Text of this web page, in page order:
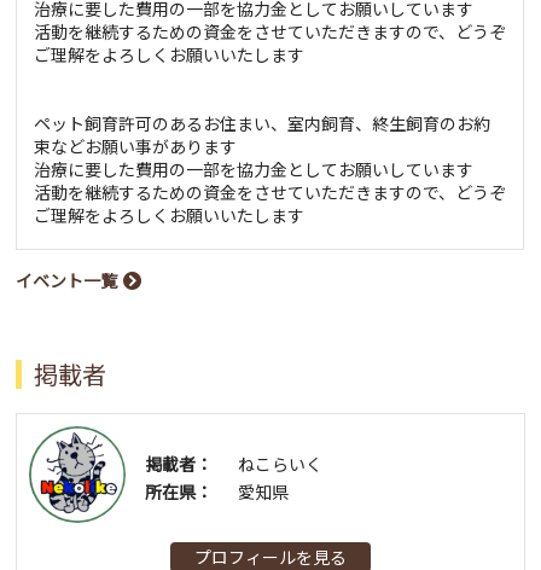
治療に要した費用の一部を協力金としてお願いしています
活動を継続するための資金をさせていただきますので、どうぞ
ご理解をよろしくお願いいたします
ペット飼育許可のあるお住まい、室内飼育、終生飼育のお約
束などお願い事があります
治療に要した費用の一部を協力金としてお願いしています
活動を継続するための資金をさせていただきますので、どうぞ
ご理解をよろしくお願いいたします
イベント一覧
掲載者
掲載者：
ねこらいく
所在県：
愛知県
プロフィールを見る